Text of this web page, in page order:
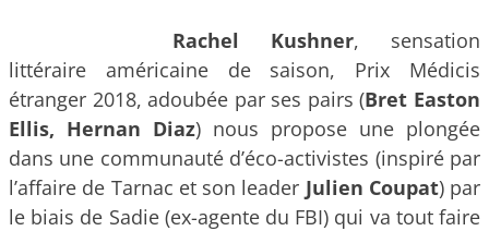
Rachel Kushner, sensation
littéraire américaine de saison, Prix Médicis
étranger 2018, adoubée par ses pairs (Bret Easton
Ellis, Hernan Diaz) nous propose une plongée
dans une communauté d’éco-activistes (inspiré par
l’affaire de Tarnac et son leader Julien Coupat) par
le biais de Sadie (ex-agente du FBI) qui va tout faire